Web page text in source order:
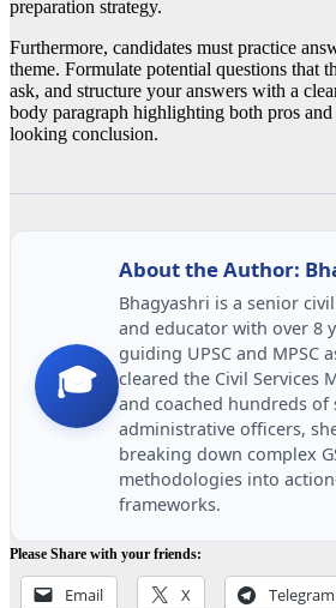
preparation strategy.
Furthermore, candidates must practice
theme. Formulate potential questions that
ask, and structure your answers with a
body paragraph highlighting both pros
looking conclusion.
🎓
About the Author:
Bhagyashri is a senior
and educator with over 8
guiding UPSC and MPSC
cleared the Civil Services
and coached hundreds of
administrative officers,
breaking down complex
methodologies into
frameworks.
Please Share with your friends:
Email X Telegram